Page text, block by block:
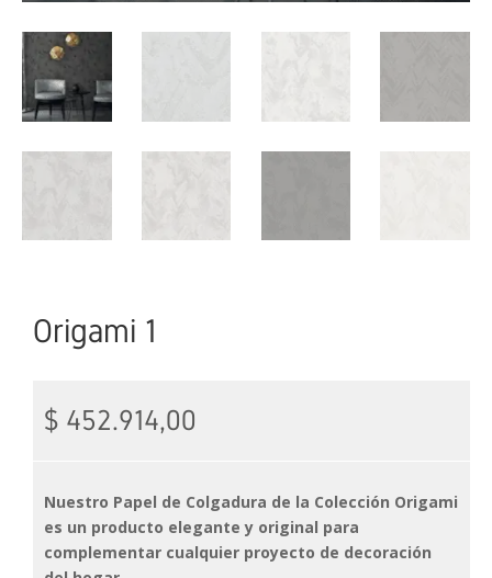
Origami 1
$ 452.914,00
Nuestro Papel de Colgadura de la Colección Origami
es un producto elegante y original para
complementar cualquier proyecto de decoración